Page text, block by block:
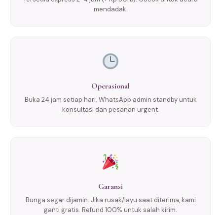
mendadak.
Operasional
Buka 24 jam setiap hari. WhatsApp admin standby untuk
konsultasi dan pesanan urgent.
Garansi
Bunga segar dijamin. Jika rusak/layu saat diterima, kami
ganti gratis. Refund 100% untuk salah kirim.